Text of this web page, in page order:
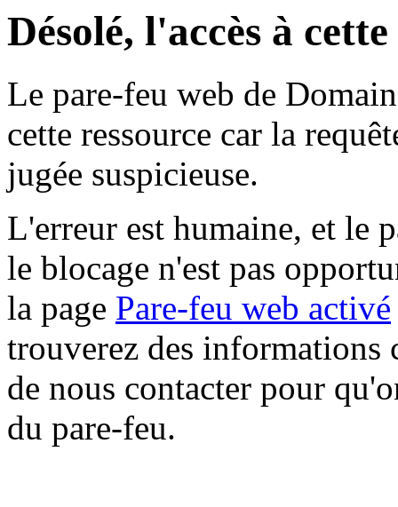
Désolé, l'accès à
Le pare-feu web de
cette ressource car la
jugée suspicieuse.
L'erreur est humaine, et le
le blocage n'est pas
la page Pare-feu web activé
trouverez des informations
de nous contacter pour
du pare-feu.